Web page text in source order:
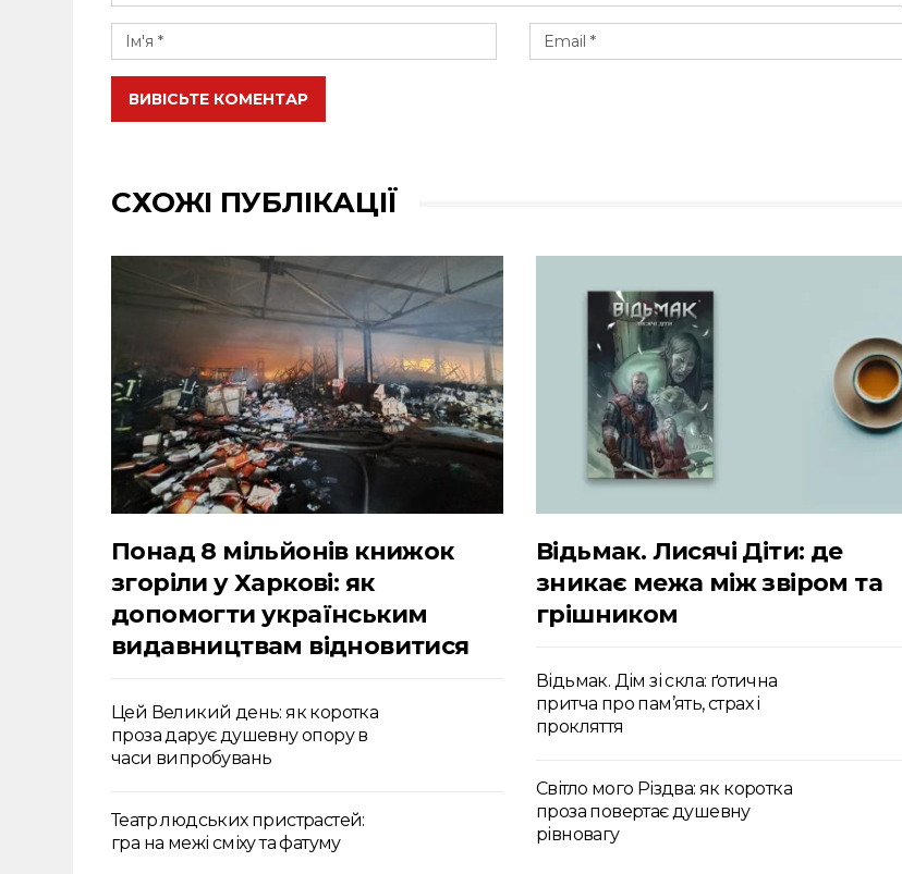
ВИВІСЬТЕ КОМЕНТАР
СХОЖІ ПУБЛІКАЦІЇ
Понад 8 мільйонів книжок
згоріли у Харкові: як
допомогти українським
видавництвам відновитися
Цей Великий день: як коротка
проза дарує душевну опору в
часи випробувань
Театр людських пристрастей:
гра на межі сміху та фатуму
Відьмак. Лисячі Діти: де
зникає межа між звіром та
грішником
Відьмак. Дім зі скла: ґотична
притча про пам’ять, страх і
прокляття
Світло мого Різдва: як коротка
проза повертає душевну
рівновагу